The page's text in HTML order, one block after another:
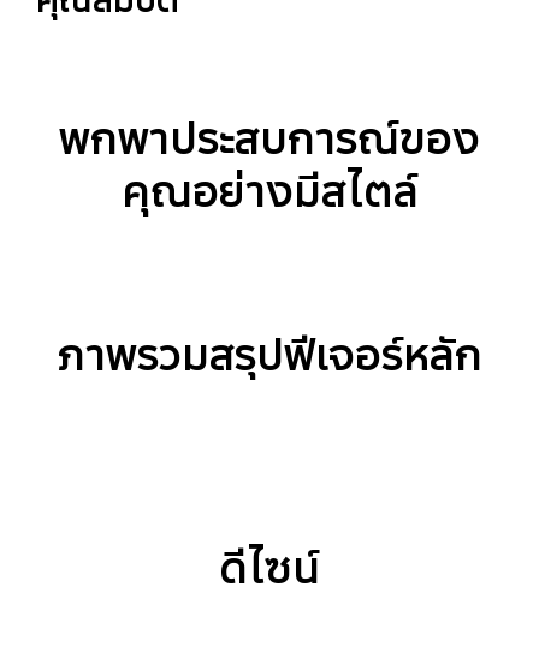
พกพาประสบการณ์ของ
คุณอย่างมีสไตล์
ภาพรวมสรุปฟีเจอร์หลัก
ดีไซน์